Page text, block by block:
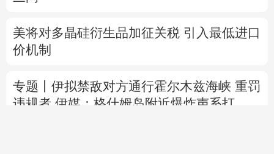
美将对多晶硅衍生品加征关税 引入最低进口
价机制
专题丨 伊拟禁敌对方通行霍尔木兹海峡 重罚
违规者 伊媒：格什姆岛附近爆炸声系打